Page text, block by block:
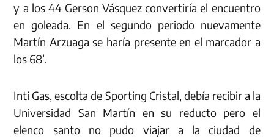
y a los 44 Gerson Vásquez convertiría el encuentro
en goleada. En el segundo periodo nuevamente
Martín Arzuaga se haría presente en el marcador a
los 68’.
Inti Gas, escolta de Sporting Cristal, debía recibir a la
Universidad San Martín en su reducto pero el
elenco santo no pudo viajar a la ciudad de